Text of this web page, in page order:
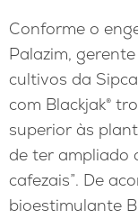
Conforme o
Palazim,
cultivos da
com Blackjak®
superior às
de ter ampliado
cafezais”. De
bioestimulante